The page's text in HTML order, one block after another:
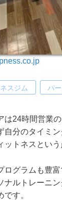
スジム パ
は24時間営業
自分のタイミ
ットネスという
ログラムも豊
ナルトレーニ
です。